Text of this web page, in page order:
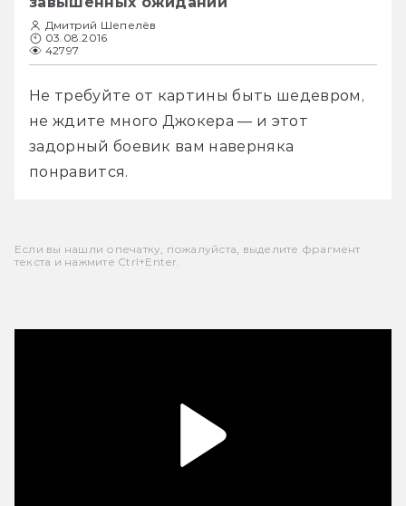
Дмитрий Шепелёв
03.08.2016
42797
Не требуйте от картины быть шедевром,
не ждите много Джокера — и этот
задорный боевик вам наверняка
понравится.
Если вы нашли опечатку, пожалуйста, выделите фрагмент
текста и нажмите Ctrl+Enter.